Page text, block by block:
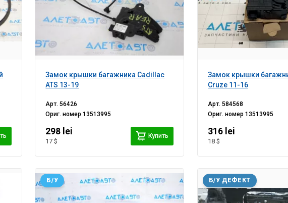
Замок крышки багажника Cadillac
ATS 13-19
Арт.56426
Ориг. номер13513995
298 lei
17 $
Купить
Замок крышки
Cruze 11-16
Арт. 584568
Ориг. номер 13513995
316 lei
18 $
Б/У Б/У ДЕФЕКТ